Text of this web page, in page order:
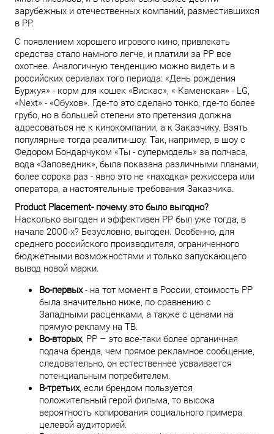
зарубежных и отечественных компаний, разместившихся
в PP.
С появлением хорошего игрового кино, привлекать
средства стало намного легче, и платили за PP все
охотнее. Аналогичную тенденцию можно видеть и в
российских сериалах того периода: «День рождения
Буржуя» - корм для кошек «Вискас», « Каменская» - LG,
«Next» - «Обухов». Где-то это сделано тонко, где-то более
грубо, но в большей степени это претензия должна
адресоваться не к кинокомпании, а к Заказчику. Взять
популярные тогда реалити-шоу. Так, например, в шоу с
Федором Бондарчуком «Ты - супермодель» за полчаса,
вода «Заповедник», была показана различными планами,
более сорока раз - явно это не «находка» режиссера или
оператора, а настоятельные требования Заказчика.
Product Placement- почему это было выгодно?
Насколько выгоден и эффективен PP был уже тогда, в
начале 2000-х? Безусловно, выгоден. Особенно, для
среднего российского производителя, ограниченного
бюджетными возможностями и только запускающего
вывод новой марки.
Во-первых- на тот момент в России, стоимость PP
была значительно ниже, по сравнению с
Западными расценками, а также с ценами на
прямую рекламу на ТВ.
Во-вторых, PP – это все-таки более органичная
подача бренда, чем прямое рекламное сообщение,
следовательно, он естественнее усваивается
потенциальным потребителем.
В-третьих, если брендом пользуется
положительный герой фильма, то высока
вероятность копирования социального примера
целевой аудиторией.